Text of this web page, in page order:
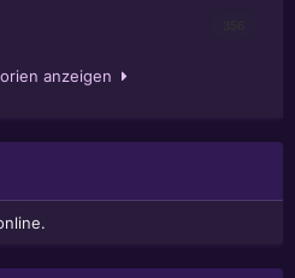
anzeigen